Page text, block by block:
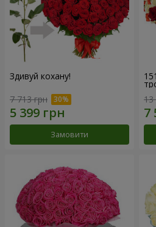
Здивуй кохану!
7 713 грн
Замовити
13